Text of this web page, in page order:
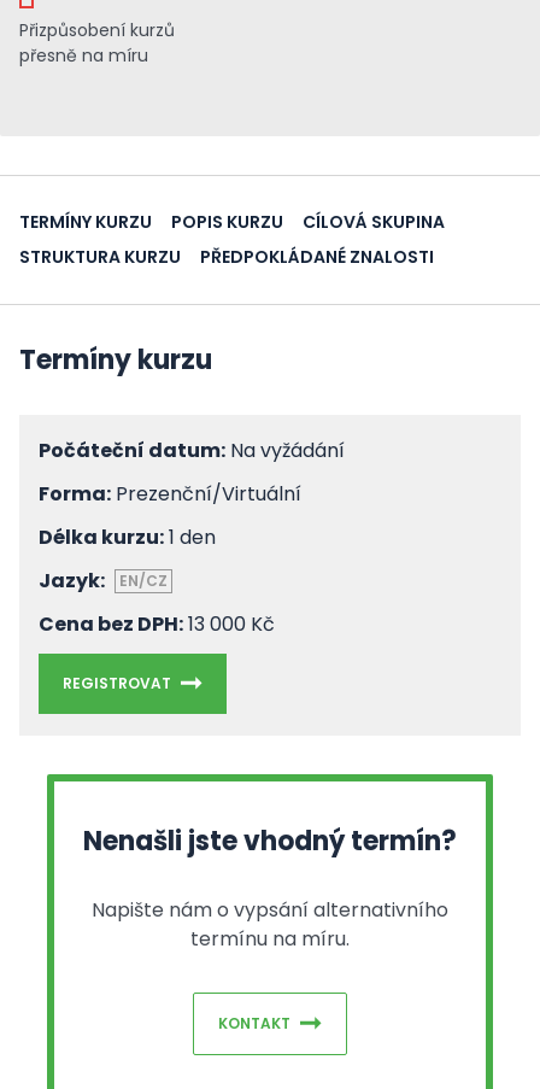
Přizpůsobení kurzů
přesně na míru
TERMÍNY KURZU POPIS KURZU
CÍLOVÁ SKUPINA
STRUKTURA KURZU
PŘEDPOKLÁDANÉ ZNALOSTI
Termíny kurzu
Počáteční datum: Na vyžádání
Forma: Prezenční/Virtuální
Délka kurzu:1 den
Jazyk:
EN/CZ
Cena bez DPH:13 000 Kč
REGISTROVAT
Nenašli jste vhodný termín?
Napište nám o vypsání alternativního
termínu na míru.
KONTAKT